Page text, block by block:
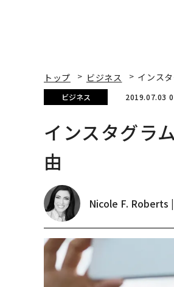
トップ ビジネス インス
ビジネス 2019.07.03
インスタグラ
由
Nicole F. Roberts